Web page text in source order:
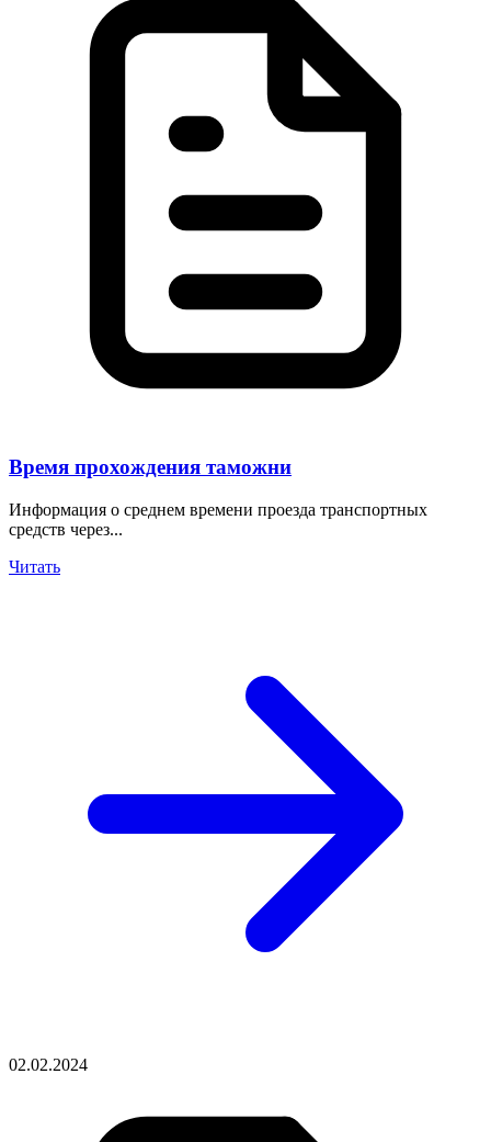
Время прохождения таможни
Информация о среднем времени проезда транспортных
средств через...
Читать
02.02.2024